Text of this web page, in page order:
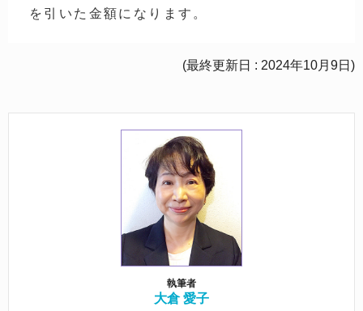
を引いた金額になります。
(最終更新日 : 2024年10月9日)
執筆者
大倉 愛子